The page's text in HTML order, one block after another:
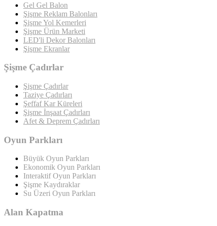
Gel Gel Balon
Şişme Reklam Balonları
Şişme Yol Kemerleri
Şişme Ürün Marketi
LED'li Dekor Balonları
Şişme Ekranlar
Şişme Çadırlar
Şişme Çadırlar
Taziye Çadırları
Şeffaf Kar Küreleri
Şişme İnşaat Çadırları
Afet & Deprem Çadırları
Oyun Parkları
Büyük Oyun Parkları
Ekonomik Oyun Parkları
Interaktif Oyun Parkları
Şişme Kaydıraklar
Su Üzeri Oyun Parkları
Alan Kapatma